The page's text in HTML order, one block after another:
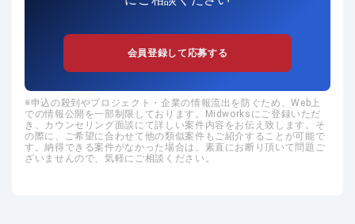
会員登録して応募する
申込の殺到やプロジェクト・企業の情報流出を防ぐため、Web上
での情報公開を一部制限しております。Midworksにご登録いただ
き、カウンセリング面談にて詳しい案件内容をお伝え致します。そ
の際に、ご希望に合わせて他の類似案件もご紹介することが可能で
す。納得できる案件がなかった場合は、素直にお断り頂いて問題ご
ざいませんので、気軽にご相談ください。